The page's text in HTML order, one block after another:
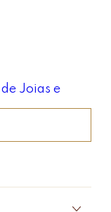
Joias e